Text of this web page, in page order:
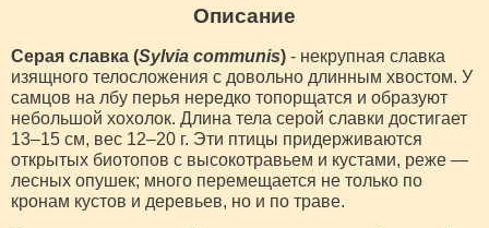
Описание
Серая славка (Sylvia communis) - некрупная славка
изящного телосложения с довольно длинным хвостом. У
самцов на лбу перья нередко топорщатся и образуют
небольшой хохолок. Длина тела серой славки достигает
13–15 см, вес 12–20 г. Эти птицы придерживаются
открытых биотопов с высокотравьем и кустами, реже —
лесных опушек; много перемещается не только по
кронам кустов и деревьев, но и по траве.